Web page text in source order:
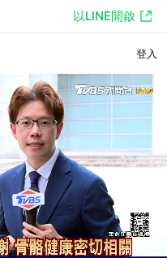
以LINE開啟
登入